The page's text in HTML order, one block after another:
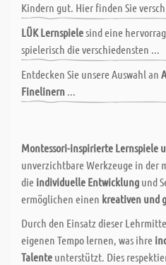
Kindern gut. Hier finden Sie
Lernspiele
LÜK Lernspielesind eine
spielerisch die verschiedensten ...
Arbeitsmittel für Lehrer
Entdecken Sie unsere Auswahl an
Finelinern ...
Montessori-inspirierte Lernspiele
unverzichtbare Werkzeuge in der
die individuelle Entwicklung und
ermöglichen einen kreativen und
Durch den Einsatz dieser
eigenen Tempo lernen, was ihre
Talente unterstützt. Dies